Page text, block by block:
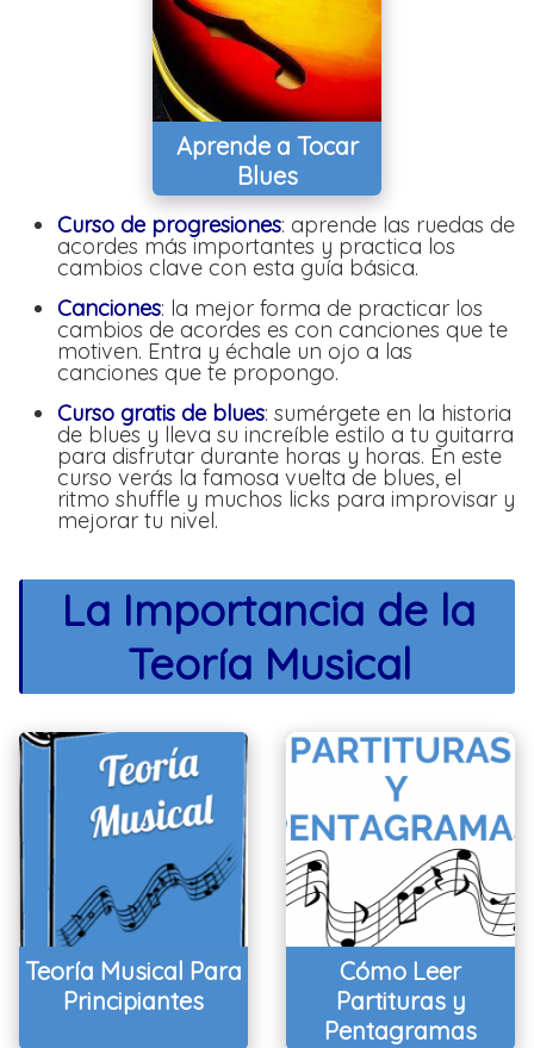
Aprende a Tocar
Blues
Curso de progresiones: aprende las ruedas de
acordes más importantes y practica los
cambios clave con esta guía básica.
Canciones: la mejor forma de practicar los
cambios de acordes es con canciones que te
motiven. Entra y échale un ojo a las
canciones que te propongo.
Curso gratis de blues: sumérgete en la historia
de blues y lleva su increíble estilo a tu guitarra
para disfrutar durante horas y horas. En este
curso verás la famosa vuelta de blues, el
ritmo shuffle y muchos licks para improvisar y
mejorar tu nivel.
La Importancia de la
Teoría Musical
Teoría Musical Para
Principiantes
Cómo Leer
Partituras y
Pentagramas